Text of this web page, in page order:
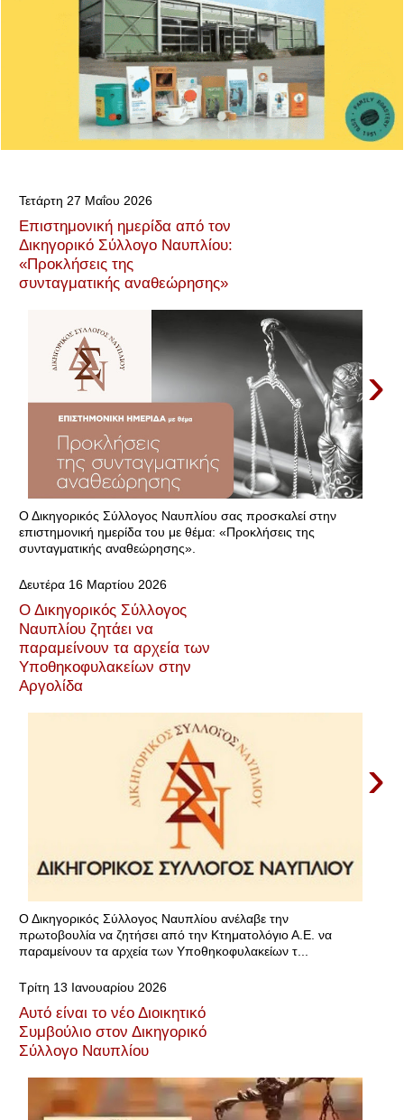
Τετάρτη 27 Μαΐου 2026
Επιστημονική ημερίδα από τον
Δικηγορικό Σύλλογο Ναυπλίου:
«Προκλήσεις της
συνταγματικής αναθεώρησης»
›
Ο Δικηγορικός Σύλλογος Ναυπλίου σας προσκαλεί στην
επιστημονική ημερίδα του με θέμα: «Προκλήσεις της
συνταγματικής αναθεώρησης».
Δευτέρα 16 Μαρτίου 2026
Ο Δικηγορικός Σύλλογος
Ναυπλίου ζητάει να
παραμείνουν τα αρχεία των
Υποθηκοφυλακείων στην
Αργολίδα
›
Ο Δικηγορικός Σύλλογος Ναυπλίου ανέλαβε την
πρωτοβουλία να ζητήσει από την Κτηματολόγιο Α.Ε. να
παραμείνουν τα αρχεία των Υποθηκοφυλακείων τ...
Τρίτη 13 Ιανουαρίου 2026
Αυτό είναι το νέο Διοικητικό
Συμβούλιο στον Δικηγορικό
Σύλλογο Ναυπλίου